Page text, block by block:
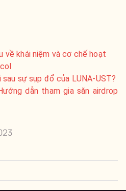
về khái niệm và cơ chế hoạt
sau sự sụp đổ của LUNA-UST?
dẫn tham gia săn airdrop